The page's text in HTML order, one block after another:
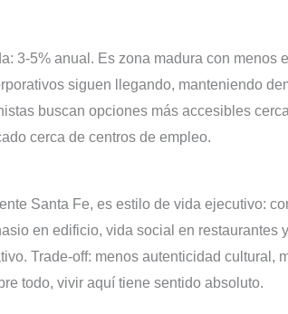
3-5% anual. Es zona madura con menos
siguen llegando, manteniendo
buscan opciones más accesibles
cerca de centros de empleo.
Santa Fe, es estilo de vida ejecutivo:
en edificio, vida social en
Trade-off: menos autenticidad
todo, vivir aquí tiene sentido absoluto.